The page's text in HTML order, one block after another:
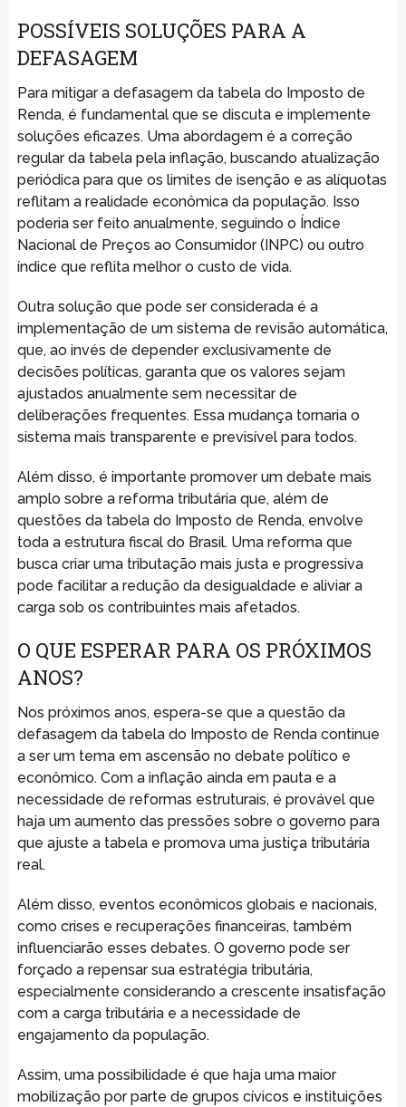
POSSÍVEIS SOLUÇÕES PARA A
DEFASAGEM
Para mitigar a defasagem da tabela do Imposto de
Renda, é fundamental que se discuta e implemente
soluções eficazes. Uma abordagem é a correção
regular da tabela pela inflação, buscando atualização
periódica para que os limites de isenção e as alíquotas
reflitam a realidade econômica da população. Isso
poderia ser feito anualmente, seguindo o Índice
Nacional de Preços ao Consumidor (INPC) ou outro
índice que reflita melhor o custo de vida.
Outra solução que pode ser considerada é a
implementação de um sistema de revisão automática,
que, ao invés de depender exclusivamente de
decisões políticas, garanta que os valores sejam
ajustados anualmente sem necessitar de
deliberações frequentes. Essa mudança tornaria o
sistema mais transparente e previsível para todos.
Além disso, é importante promover um debate mais
amplo sobre a reforma tributária que, além de
questões da tabela do Imposto de Renda, envolve
toda a estrutura fiscal do Brasil. Uma reforma que
busca criar uma tributação mais justa e progressiva
pode facilitar a redução da desigualdade e aliviar a
carga sob os contribuintes mais afetados.
O QUE ESPERAR PARA OS PRÓXIMOS
ANOS?
Nos próximos anos, espera-se que a questão da
defasagem da tabela do Imposto de Renda continue
a ser um tema em ascensão no debate político e
econômico. Com a inflação ainda em pauta e a
necessidade de reformas estruturais, é provável que
haja um aumento das pressões sobre o governo para
que ajuste a tabela e promova uma justiça tributária
real.
Além disso, eventos econômicos globais e nacionais,
como crises e recuperações financeiras, também
influenciarão esses debates. O governo pode ser
forçado a repensar sua estratégia tributária,
especialmente considerando a crescente insatisfação
com a carga tributária e a necessidade de
engajamento da população.
Assim, uma possibilidade é que haja uma maior
mobilização por parte de grupos cívicos e instituições